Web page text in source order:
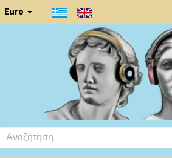
Euro